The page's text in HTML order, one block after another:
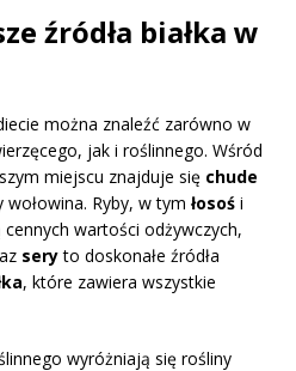
źródła białka w
można znaleźć zarówno w
jak i roślinnego. Wśród
miejscu znajduje się chude
Ryby, w tym łosoś i
wartości odżywczych,
seryto doskonałe źródła
, które zawiera wszystkie
wyróżniają się rośliny